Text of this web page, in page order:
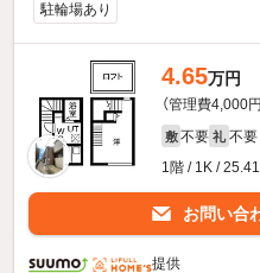
駐輪場あり
4.65万円
（管理費4,000円
敷 不要 礼 不要
1階 / 1K /
お問い合
提供